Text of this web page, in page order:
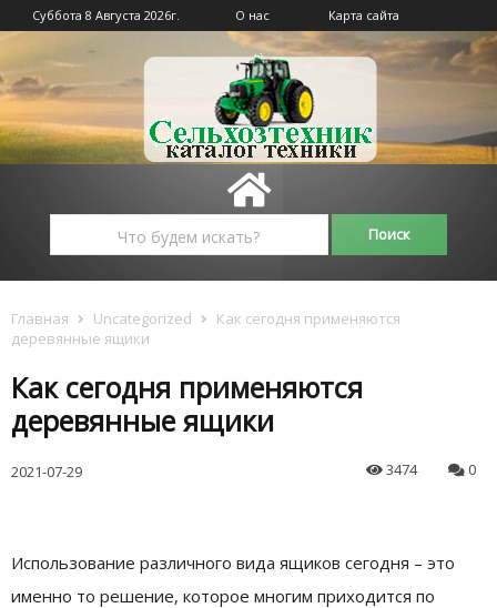
Суббота 8 Августа 2026г. О нас Карта сайта
Главная Uncategorized
Как сегодня применяются
деревянные ящики
Как сегодня применяются
деревянные ящики
2021-07-29 3474 0
Использование различного вида ящиков сегодня – это
именно то решение, которое многим приходится по